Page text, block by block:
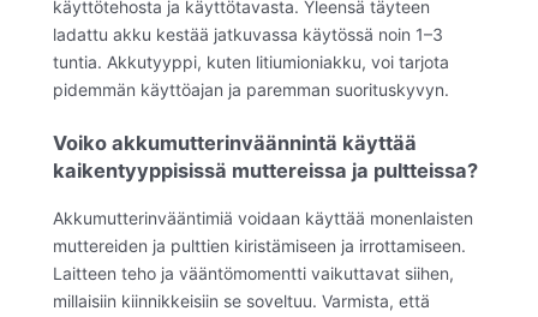
käyttötehosta ja käyttötavasta. Yleensä täyteen
ladattu akku kestää jatkuvassa käytössä noin 1–3
tuntia. Akkutyyppi, kuten litiumioniakku, voi tarjota
pidemmän käyttöajan ja paremman suorituskyvyn.
Voiko akkumutterinväännintä käyttää
kaikentyyppisissä muttereissa ja pultteissa?
Akkumutterinvääntimiä voidaan käyttää monenlaisten
muttereiden ja pulttien kiristämiseen ja irrottamiseen.
Laitteen teho ja vääntömomentti vaikuttavat siihen,
millaisiin kiinnikkeisiin se soveltuu. Varmista, että